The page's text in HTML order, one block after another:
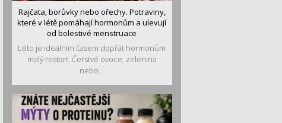
Rajčata, borůvky nebo ořechy. Potraviny,
které v létě pomáhají hormonům a ulevují
od bolestivé menstruace
Léto je ideálním časem dopřát hormonům
malý restart. Čerstvé ovoce, zelenina
nebo...